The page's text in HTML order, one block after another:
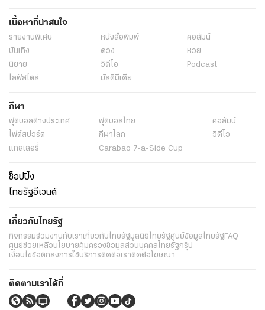
เนื้อหาที่น่าสนใจ
รายงานพิเศษ หนังสือพิมพ์
คอลัมน์
บันเทิง
ดวง
หวย
นิยาย
วิดีโอ
Podcast
ไลฟ์สไตล์
มัลติมีเดีย
กีฬา
ฟุตบอลต่่างประเทศ ฟุตบอลไทย
คอลัมน์
ไฟต์สปอร์ต
กีฬาโลก
วิดีโอ
แกลเลอรี่
Carabao 7-a-Side Cup
ช็อปปิ้ง
ไทยรัฐอีเวนต์
เกี่ยวกับไทยรัฐ
กิจกรรมร่วมงานกับเราเกี่ยวกับไทยรัฐมูลนิธิไทยรัฐศูนย์ข้อมูลไทยรัฐFAQ
ศูนย์ช่วยเหลือนโยบายคุ้มครองข้อมูลส่วนบุคคลไทยรัฐกรุ๊ป
เงื่อนไขข้อตกลงการใช้บริการติดต่อเราติดต่อโฆษณา
ติดตามเราได้ที่